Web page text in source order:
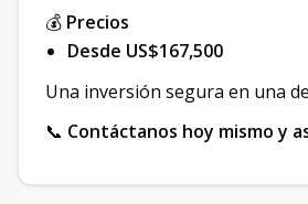
💰 Precios
Desde US$167,500
Una inversión segura en una
📞 Contáctanos hoy mismo y